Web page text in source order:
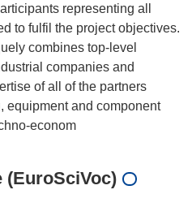
representing all
to fulfil the project objectives.
combines top-level
companies and
of all of the partners
equipment and component
(EuroSciVoc)